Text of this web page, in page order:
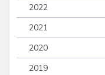
2022
2021
2020
2019